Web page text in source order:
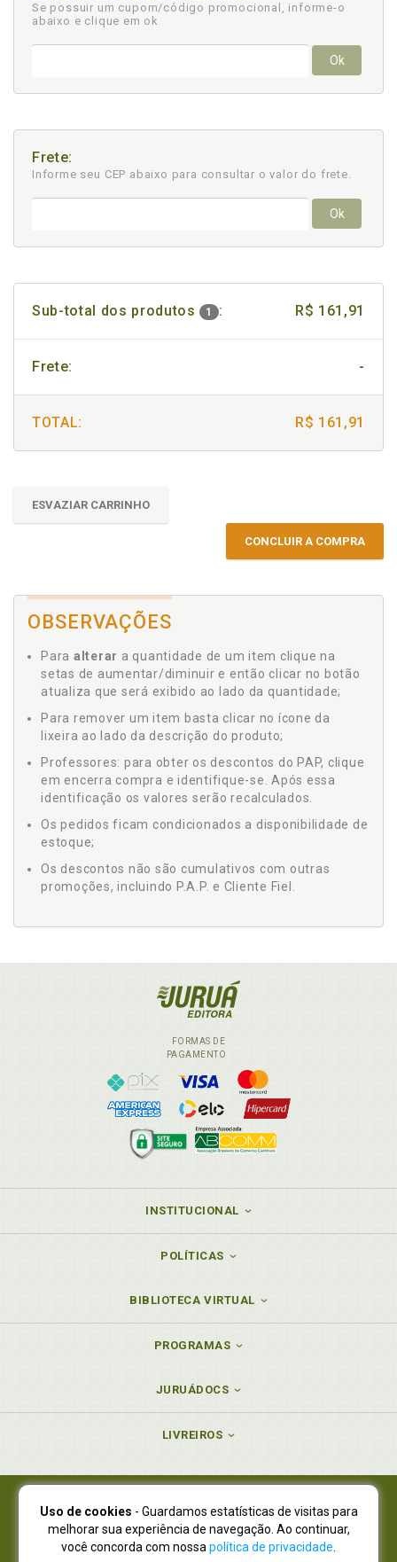
Se possuir um cupom/código promocional, informe-o
abaixo e clique em ok
Ok
Frete:
Informe seu CEP abaixo para consultar o valor do frete.
Ok
Sub-total dos produtos 1 : R$ 161,91
Frete: -
TOTAL: R$ 161,91
ESVAZIAR CARRINHO
CONCLUIR A COMPRA
OBSERVAÇÕES
Para alterar a quantidade de um item clique na
setas de aumentar/diminuir e então clicar no botão
atualiza que será exibido ao lado da quantidade;
Para remover um item basta clicar no ícone da
lixeira ao lado da descrição do produto;
Professores: para obter os descontos do PAP, clique
em encerra compra e identifique-se. Após essa
identificação os valores serão recalculados.
Os pedidos ficam condicionados a disponibilidade de
estoque;
Os descontos não são cumulativos com outras
promoções, incluindo P.A.P. e Cliente Fiel.
FORMAS DE
PAGAMENTO
INSTITUCIONAL
POLÍTICAS
BIBLIOTECA VIRTUAL
PROGRAMAS
JURUÁDOCS
LIVREIROS
Juruá Editora Ltda., CNPJ 77.535.508/0001-19
Juruá Informática Ltda., CNPJ 01.701.561/0001-80
NOVO ENDEREÇO:R. Flávio Dallegrave, 7665, São Lourenço |
Uso de cookies - Guardamos estatísticas de visitas para
melhorar sua experiência de navegação. Ao continuar,
você concorda com nossa política de privacidade